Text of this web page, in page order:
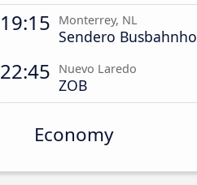
19:15 Monterrey, NL
Sendero
22:45 Nuevo Laredo
ZOB
Economy